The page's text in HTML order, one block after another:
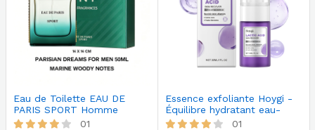
Eau de Toilette EAU DE
PARIS SPORT Homme
50ml, Notes M…
01
Essence exfoliante Hoygi -
Équilibre hydratant eau-
hui…
01